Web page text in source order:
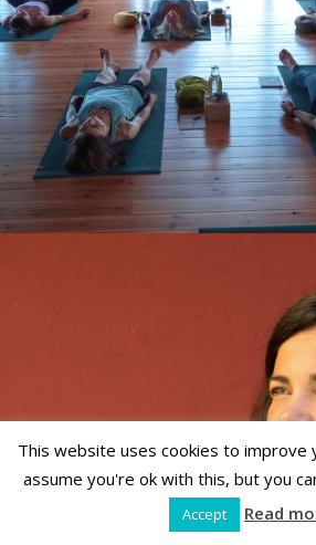
This website uses cookies to improve
assume you're ok with this, but you
Accept Read